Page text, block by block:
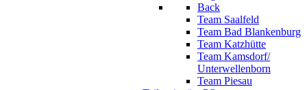
Back
Team Saalfeld
Team Bad Blankenburg
Team Katzhütte
Team Kamsdorf/
Unterwellenborn
Team Piesau